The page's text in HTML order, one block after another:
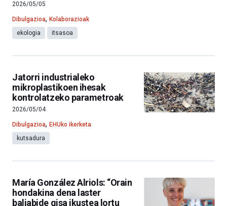
2026/05/05
Dibulgazioa, Kolaborazioak
ekologia
itsasoa
Jatorri industrialeko
mikroplastikoen ihesak
kontrolatzeko parametroak
2026/05/04
Dibulgazioa, EHUko ikerketa
kutsadura
María González Alriols: “Orain
hondakina dena laster
baliabide gisa ikustea lortu